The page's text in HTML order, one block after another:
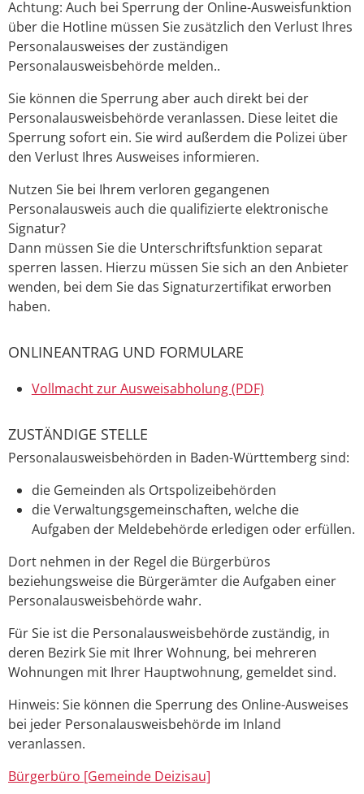
Achtung: Auch bei Sperrung der Online-Ausweisfunktion
über die Hotline müssen Sie zusätzlich den Verlust Ihres
Personalausweises der zuständigen
Personalausweisbehörde melden..
Sie können die Sperrung aber auch direkt bei der
Personalausweisbehörde veranlassen. Diese leitet die
Sperrung sofort ein. Sie wird außerdem die Polizei über
den Verlust Ihres Ausweises informieren.
Nutzen Sie bei Ihrem verloren gegangenen
Personalausweis auch die qualifizierte elektronische
Signatur?
Dann müssen Sie die Unterschriftsfunktion separat
sperren lassen. Hierzu müssen Sie sich an den Anbieter
wenden, bei dem Sie das Signaturzertifikat erworben
haben.
ONLINEANTRAG UND FORMULARE
Vollmacht zur Ausweisabholung (PDF)
ZUSTÄNDIGE STELLE
Personalausweisbehörden in Baden-Württemberg sind:
die Gemeinden als Ortspolizeibehörden
die Verwaltungsgemeinschaften, welche die
Aufgaben der Meldebehörde erledigen oder erfüllen.
Dort nehmen in der Regel die Bürgerbüros
beziehungsweise die Bürgerämter die Aufgaben einer
Personalausweisbehörde wahr.
Für Sie ist die Personalausweisbehörde zuständig, in
deren Bezirk Sie mit Ihrer Wohnung, bei mehreren
Wohnungen mit Ihrer Hauptwohnung, gemeldet sind.
Hinweis: Sie können die Sperrung des Online-Ausweises
bei jeder Personalausweisbehörde im Inland
veranlassen.
Bürgerbüro [Gemeinde Deizisau]